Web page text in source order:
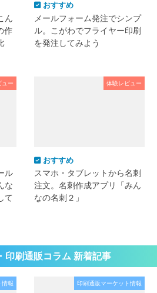
ん
作
おすすめ
メールフォーム発注でシンプ
ル。こがわでフライヤー印刷
を発注してみよう
ュー
ル
な
て
体験レビュー
おすすめ
スマホ・タブレットから名刺
注文。名刺作成アプリ「みん
なの名刺２」
印刷通販コラム 新着記事
情報 印刷通販マーケット情報